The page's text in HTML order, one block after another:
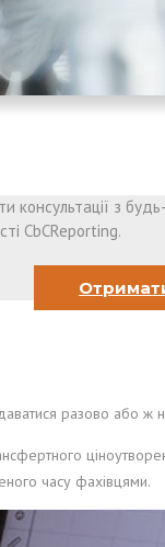
консультації з
CbCReporting.
разово або ж
часу фахівцями.